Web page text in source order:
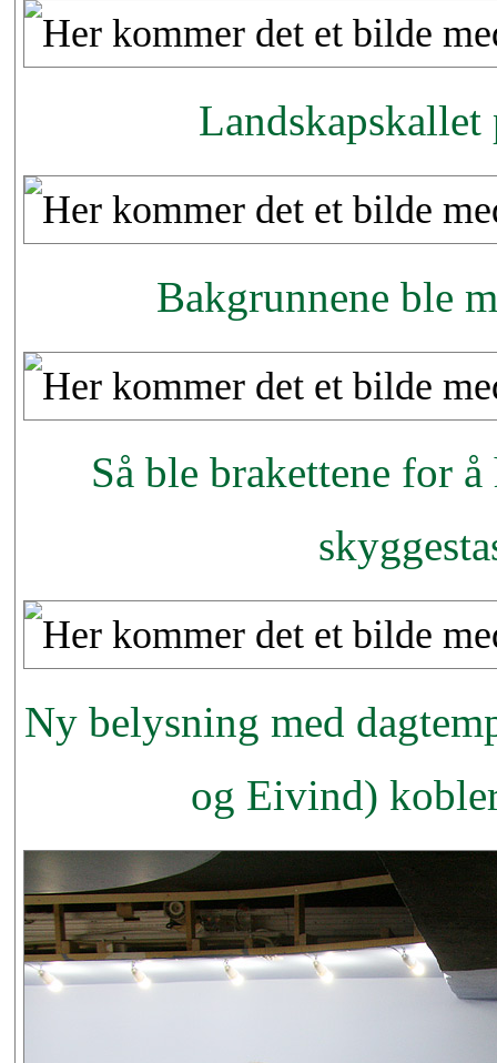
Landskapskallet
Bakgrunnene ble
Så ble brakettene for
Ny belysning med
og Eivind)